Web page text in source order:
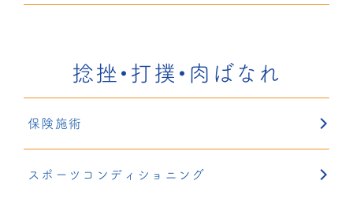
固定療法
鍼灸
リハサク
捻挫・打撲・肉ばなれ
保険施術
スポーツコンディショニング